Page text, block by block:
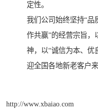
定性。
我们公司始终坚持“品
作共赢”的经营宗旨，
神，以“诚信为本、优
迎全国各地新老客户
http://www.xbaiao.com